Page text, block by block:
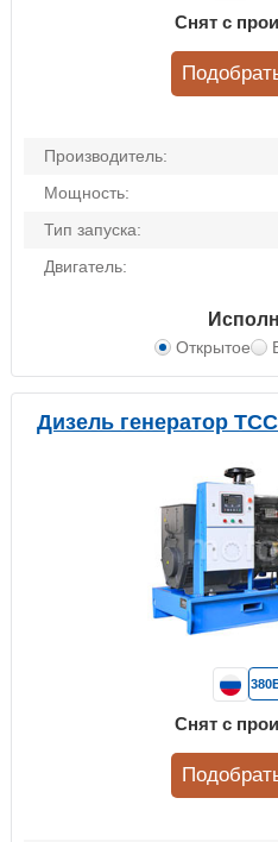
Производитель:
Мощность:
Тип запуска:
Двигатель:
Открытое
Снят с
Дизель генератор
Снят с